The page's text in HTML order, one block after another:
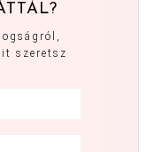
szeretsz